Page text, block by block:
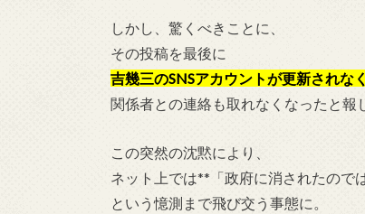
しかし、驚くべきことに、
その投稿を最後に
吉幾三のSNSアカウントが更新されな
関係者との連絡も取れなくなったと報
この突然の沈黙により、
ネット上では**「政府に消されたので
という憶測まで飛び交う事態に。